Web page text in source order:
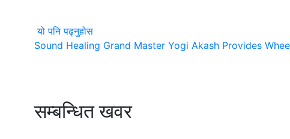
यो पनि पढ्नुहोस
Sound Healing Grand Master Yogi Akash Provides
सम्बन्धित खवर